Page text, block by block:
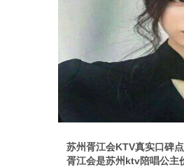
苏州胥江会KTV真实口碑
胥江会是苏州ktv陪唱公主